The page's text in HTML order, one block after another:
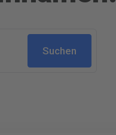
Suchen